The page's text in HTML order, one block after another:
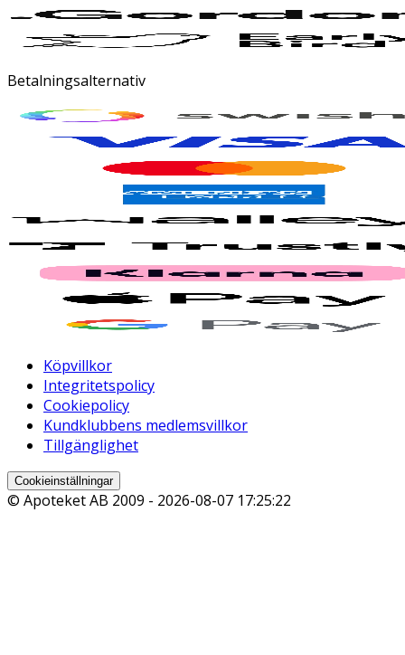
Betalningsalternativ
Köpvillkor
Integritetspolicy
Cookiepolicy
Kundklubbens medlemsvillkor
Tillgänglighet
Cookieinställningar
© Apoteket AB 2009 - 2026-08-07 17:25:22